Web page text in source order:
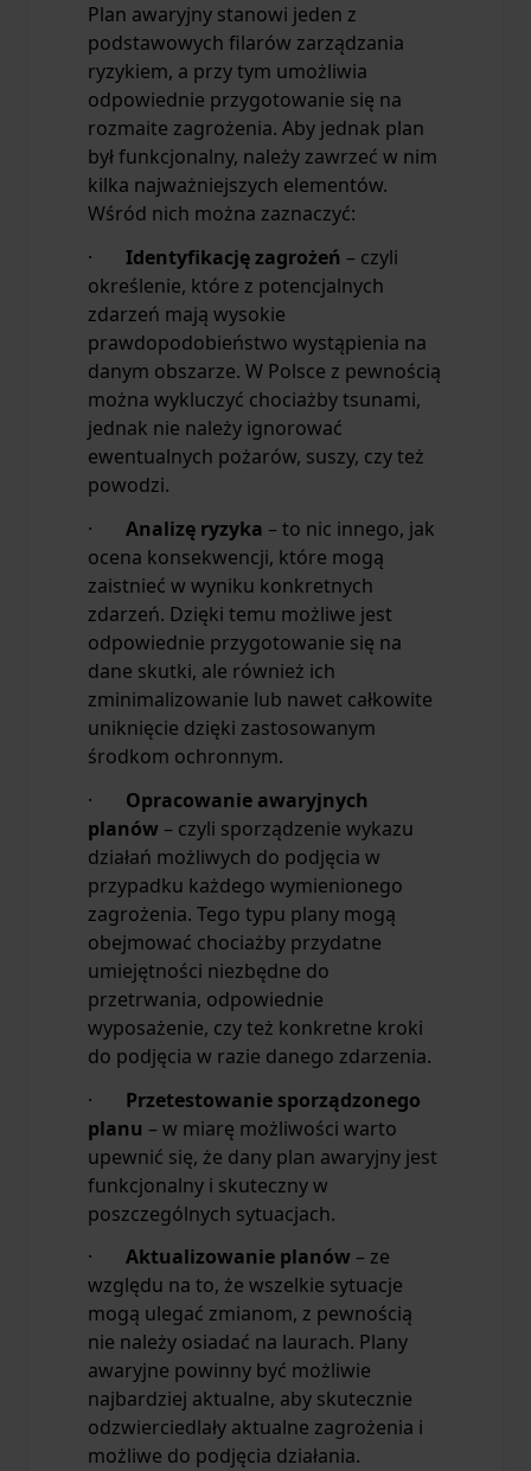
Plan awaryjny stanowi jeden z
podstawowych filarów zarządzania
ryzykiem, a przy tym umożliwia
odpowiednie przygotowanie się na
rozmaite zagrożenia. Aby jednak plan
był funkcjonalny, należy zawrzeć w nim
kilka najważniejszych elementów.
Wśród nich można zaznaczyć:
· Identyfikację zagrożeń – czyli
określenie, które z potencjalnych
zdarzeń mają wysokie
prawdopodobieństwo wystąpienia na
danym obszarze. W Polsce z pewnością
można wykluczyć chociażby tsunami,
jednak nie należy ignorować
ewentualnych pożarów, suszy, czy też
powodzi.
· Analizę ryzyka – to nic innego, jak
ocena konsekwencji, które mogą
zaistnieć w wyniku konkretnych
zdarzeń. Dzięki temu możliwe jest
odpowiednie przygotowanie się na
dane skutki, ale również ich
zminimalizowanie lub nawet całkowite
uniknięcie dzięki zastosowanym
środkom ochronnym.
· Opracowanie awaryjnych
planów – czyli sporządzenie wykazu
działań możliwych do podjęcia w
przypadku każdego wymienionego
zagrożenia. Tego typu plany mogą
obejmować chociażby przydatne
umiejętności niezbędne do
przetrwania, odpowiednie
wyposażenie, czy też konkretne kroki
do podjęcia w razie danego zdarzenia.
· Przetestowanie sporządzonego
planu – w miarę możliwości warto
upewnić się, że dany plan awaryjny jest
funkcjonalny i skuteczny w
poszczególnych sytuacjach.
· Aktualizowanie planów – ze
względu na to, że wszelkie sytuacje
mogą ulegać zmianom, z pewnością
nie należy osiadać na laurach. Plany
awaryjne powinny być możliwie
najbardziej aktualne, aby skutecznie
odzwierciedlały aktualne zagrożenia i
możliwe do podjęcia działania.